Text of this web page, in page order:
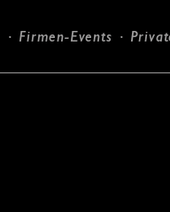
Firmen-Events